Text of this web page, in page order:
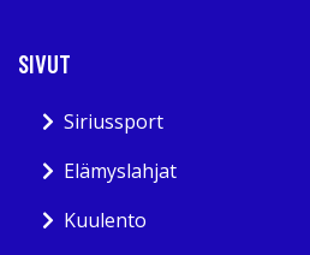
SIVUT
Siriussport
Elämyslahjat
Kuulento